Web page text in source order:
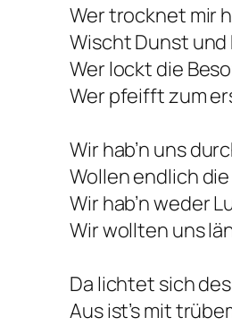
Wer trocknet mir
Wischt Dunst
Wer lockt die
Wer pfeifft zum
Wir hab’n uns
Wollen endlich
Wir hab’n weder
Wir wollten uns
Da lichtet sich
Aus ist’s mit